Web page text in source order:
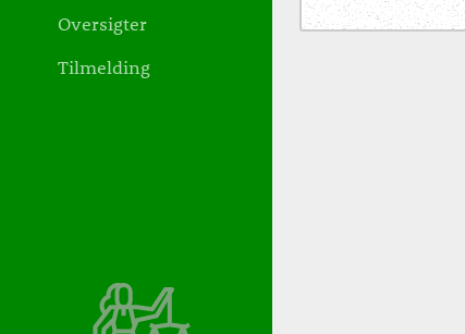
Oversigter
Tilmelding